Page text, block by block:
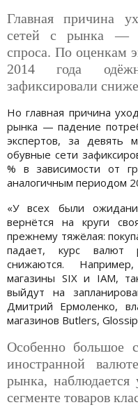
Главная причина
сетей с рынка —
спроса. По оценкам
2014 года
зафиксировали
Но главная причина
рынка — падение
экспертов, за девять
обувные сети
% в зависимости от
аналогичным периодом
«У всех были
вернётся на круги
прежнему тяжёлая:
падает, курс валют
снижаются.
магазины SIX и IAM,
выйдут на
Дмитрий Ермоленко,
магазинов Butlers,
Особенно большое
иностранной
рынка,
сегменте товаров